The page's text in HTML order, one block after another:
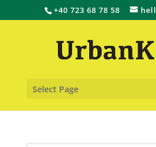
+40 723 68 78 58
Select Page